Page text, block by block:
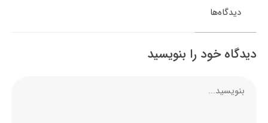
دیدگاه‌ها
دیدگاه خود را بنویسید